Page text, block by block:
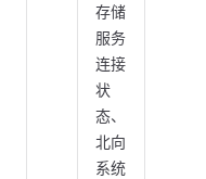
存储
服务
连接
状
态、
北向
系统